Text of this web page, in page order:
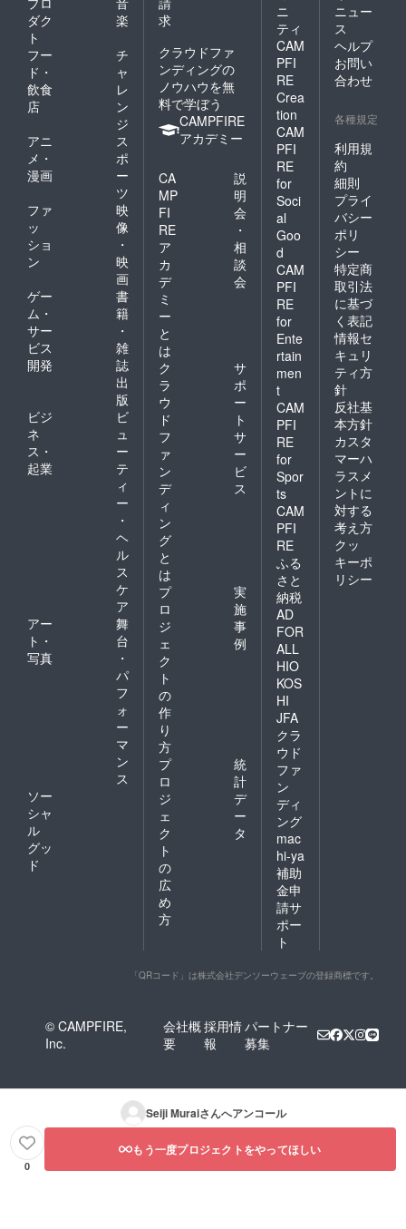
ダク
ト
楽
フー
ド・
飲食
店
チ
ャ
レ
ン
ジ
アニ
メ・
漫画
ス
ポ
ー
ツ
ファ
ッ
ショ
ン
映
像
・
映
画
ゲー
ム・
サー
ビス
開発
書
籍
・
雑
誌
出
版
ビジ
ネ
ス・
起業
ビ
ュ
ー
テ
ィ
ー
・
ヘ
ル
ス
ケ
ア
アー
ト・
写真
舞
台
・
パ
フ
ォ
ー
マ
ン
ス
ソー
シャ
ル
グッ
ド
求
クラウドファ
ンディングの
ノウハウを無
料で学ぼう
CAMPFIRE
アカデミー
CA
MP
FI
RE
ア
カ
デ
ミ
ー
と
は
説
明
会
・
相
談
会
ク
ラ
ウ
ド
フ
ァ
ン
デ
ィ
ン
グ
と
は
サ
ポ
ー
ト
サ
ー
ビ
ス
プ
ロ
ジ
ェ
ク
ト
の
作
り
方
実
施
事
例
プ
ロ
ジ
ェ
ク
ト
の
広
め
方
統
計
デ
ー
タ
ニ
ティ
CAM
PFI
RE
Crea
tion
CAM
PFI
RE
for
Soci
al
Goo
d
CAM
PFI
RE
for
Ente
rtain
men
t
CAM
PFI
RE
for
Spor
ts
CAM
PFI
RE
ふる
さと
納税
AD
FOR
ALL
HIO
KOS
HI
JFA
クラ
ウド
ファ
ン
ディ
ング
mac
hi-ya
補助
金申
請サ
ポー
ト
ニュー
ス
ヘルプ
お問い
合わせ
各種規定
利用規
約
細則
プライ
バシー
ポリ
シー
特定商
取引法
に基づ
く表記
情報セ
キュリ
ティ方
針
反社基
本方針
カスタ
マーハ
ラスメ
ントに
対する
考え方
クッ
キーポ
リシー
「QRコード」は株式会社デンソーウェーブの登録商標です。
© CAMPFIRE,
Inc.
会社概
要
採用情
報
パートナー
募集
Seiji Muraiさんへアンコール
0
もう一度プロジェクトをやってほしい